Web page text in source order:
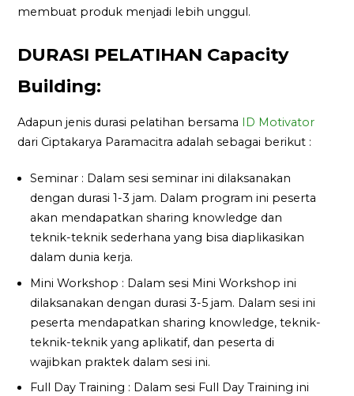
membuat produk menjadi lebih unggul.
DURASI PELATIHAN Capacity
Building:
Adapun jenis durasi pelatihan bersama ID Motivator
dari Ciptakarya Paramacitra adalah sebagai berikut :
Seminar : Dalam sesi seminar ini dilaksanakan
dengan durasi 1-3 jam. Dalam program ini peserta
akan mendapatkan sharing knowledge dan
teknik-teknik sederhana yang bisa diaplikasikan
dalam dunia kerja.
Mini Workshop : Dalam sesi Mini Workshop ini
dilaksanakan dengan durasi 3-5 jam. Dalam sesi ini
peserta mendapatkan sharing knowledge, teknik-
teknik-teknik yang aplikatif, dan peserta di
wajibkan praktek dalam sesi ini.
Full Day Training : Dalam sesi Full Day Training ini